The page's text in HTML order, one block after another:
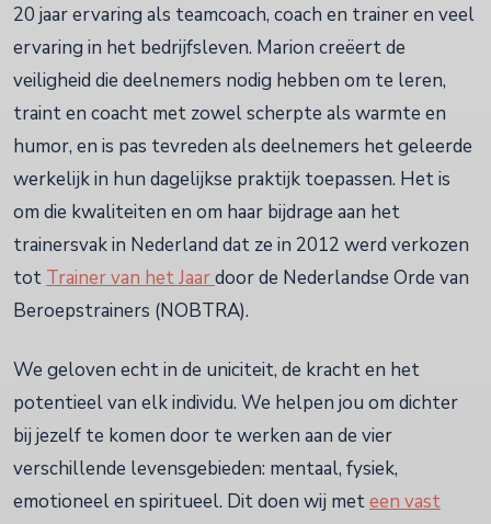
20 jaar ervaring als teamcoach, coach en trainer en veel
ervaring in het bedrijfsleven. Marion creëert de
veiligheid die deelnemers nodig hebben om te leren,
traint en coacht met zowel scherpte als warmte en
humor, en is pas tevreden als deelnemers het geleerde
werkelijk in hun dagelijkse praktijk toepassen. Het is
om die kwaliteiten en om haar bijdrage aan het
trainersvak in Nederland dat ze in 2012 werd verkozen
tot Trainer van het Jaardoor de Nederlandse Orde van
Beroepstrainers (NOBTRA).
We geloven echt in de uniciteit, de kracht en het
potentieel van elk individu. We helpen jou om dichter
bij jezelf te komen door te werken aan de vier
verschillende levensgebieden: mentaal, fysiek,
emotioneel en spiritueel. Dit doen wij meteen vast